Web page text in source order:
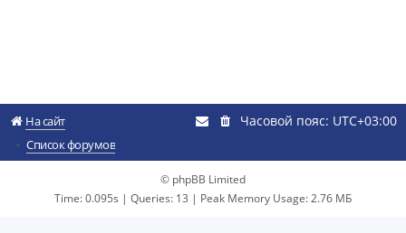
На сайт
Список форумов
Часовой пояс: UTC+03:00
© phpBB Limited
Time: 0.095s | Queries: 13 | Peak Memory Usage: 2.76 МБ